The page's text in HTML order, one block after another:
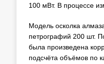
100 мВт. В процессе
Модель осколка
петрографий 200 шт.
была произведена
подсчёта объёмов по